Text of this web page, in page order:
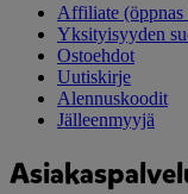
Affiliate
Yksityisyyden
Ostoehdot
Uutiskirje
Alennuskoodit
Jälleenmyyjä